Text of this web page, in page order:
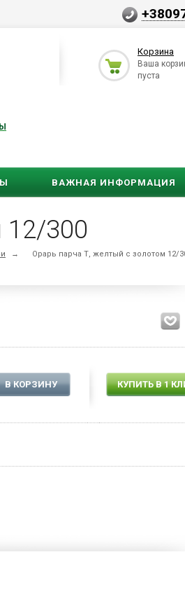
Корзина
Ваша
пуста
ВАЖНАЯ ИНФОРМАЦИЯ
12/300
→ Орарь парча Т, желтый с золотом 12/
В КОРЗИНУ КУПИТЬ В 1